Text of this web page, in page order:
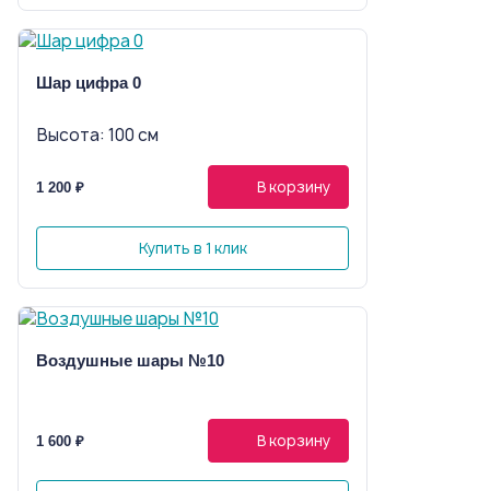
Шар цифра 0
Высота: 100 см
1 200 ₽ В корзину
Купить в 1 клик
Воздушные шары №10
1 600 ₽ В корзину